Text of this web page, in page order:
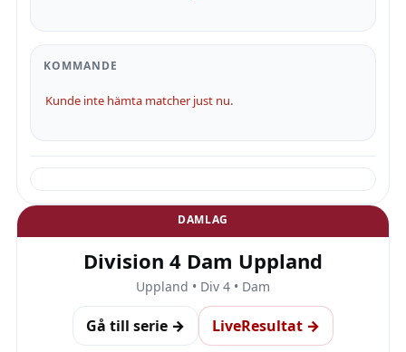
KOMMANDE
Kunde inte hämta matcher just nu.
DAMLAG
Division 4 Dam Uppland
Uppland • Div 4 • Dam
Gå till serie → LiveResultat →